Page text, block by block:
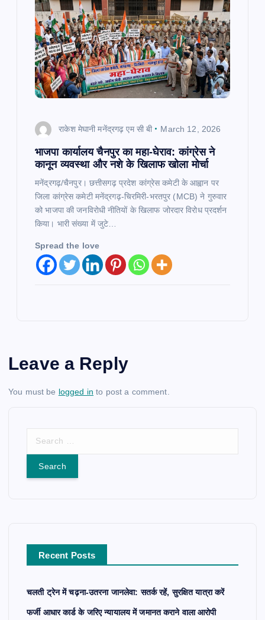
राकेश मेघानी मनेंद्रगढ़ एम सी बी March 12, 2026
भाजपा कार्यालय चैनपुर का महा-घेराव: कांग्रेस ने
कानून व्यवस्था और नशे के खिलाफ खोला मोर्चा
मनेंद्रगढ़/चैनपुर। छत्तीसगढ़ प्रदेश कांग्रेस कमेटी के आह्वान पर
जिला कांग्रेस कमेटी मनेंद्रगढ़-चिरमिरी-भरतपुर (MCB) ने गुरुवार
को भाजपा की जनविरोधी नीतियों के खिलाफ जोरदार विरोध प्रदर्शन
किया। भारी संख्या में जुटे…
Spread the love
Leave a Reply
You must be logged in to post a comment.
r
Recent Posts
चलती ट्रेन में चढ़ना-उतरना जानलेवा: सतर्क रहें, सुरक्षित यात्रा करें
फर्जी आधार कार्ड के जरिए न्यायालय में जमानत कराने वाला आरोपी